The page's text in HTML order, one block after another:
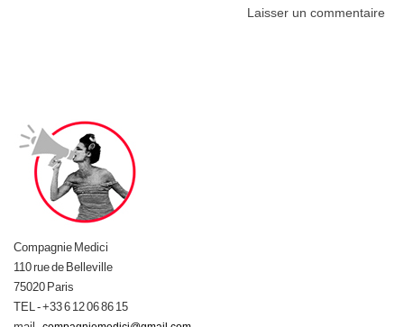
Compagnie Medici
110 rue de Belleville
75020 Paris
TEL - +33 6 12 06 86 15